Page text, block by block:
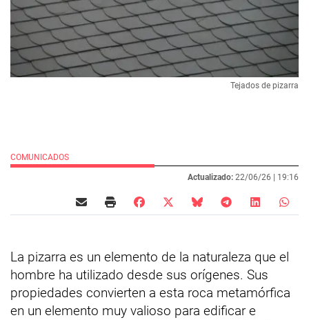
Tejados de pizarra
COMUNICADOS
Actualizado: 22/06/26 | 19:16
La pizarra es un elemento de la naturaleza que el
hombre ha utilizado desde sus orígenes. Sus
propiedades convierten a esta roca metamórfica
en un elemento muy valioso para edificar e